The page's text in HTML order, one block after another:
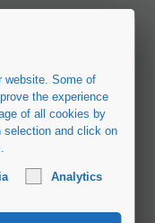
website. Some of
the experience
of all cookies by
selection and click on
Analytics